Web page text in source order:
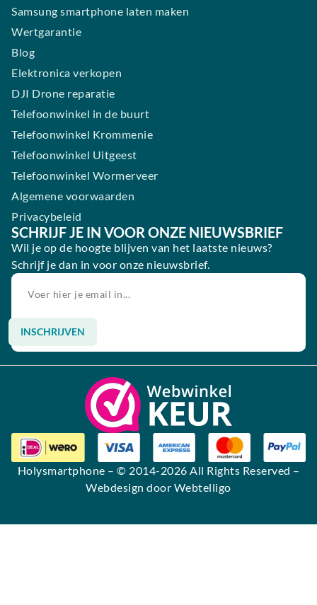
Samsung smartphone laten maken
Wertgarantie
Blog
Elektronica verkopen
DJI Drone reparatie
Telefoonwinkel in de buurt
Telefoonwinkel Krommenie
Telefoonwinkel Uitgeest
Telefoonwinkel Wormerveer
Algemene voorwaarden
Privacybeleid
SCHRIJF JE IN VOOR ONZE NIEUWSBRIEF
Wil je op de hoogte blijven van het laatste nieuws?
Schrijf je dan in voor onze nieuwsbrief.
INSCHRIJVEN
Alternative:
Holysmartphone – © 2014-2026 All Rights Reserved –
Webdesign door Webtelligo